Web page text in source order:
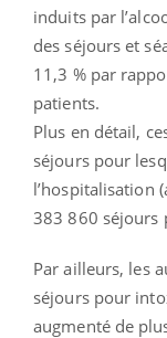
induits par
des séjours et
11,3 % par
patients.
Plus en détail,
séjours pour
l’hospitalisation
383 860 séjours
Par ailleurs, les
séjours pour
augmenté de